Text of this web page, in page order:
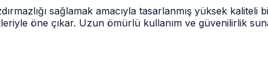
sağlamak amacıyla tasarlanmış yüksek
öne çıkar. Uzun ömürlü kullanım ve güvenilirlik